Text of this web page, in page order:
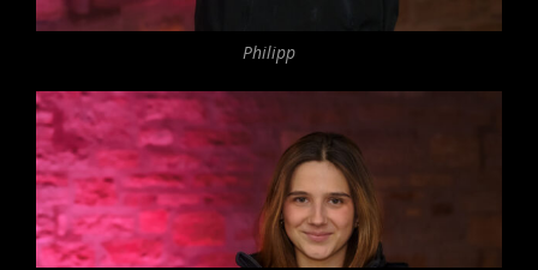
Philipp